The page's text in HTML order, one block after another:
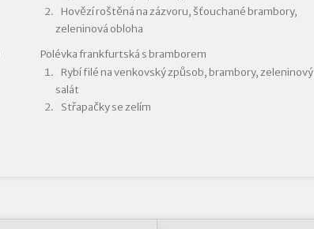
Hovězí roštěná na zázvoru, šťouchané brambory,
zeleninová obloha
Polévka frankfurtská s bramborem
Rybí filé na venkovský způsob, brambory, zeleninový
salát
Střapačky se zelím